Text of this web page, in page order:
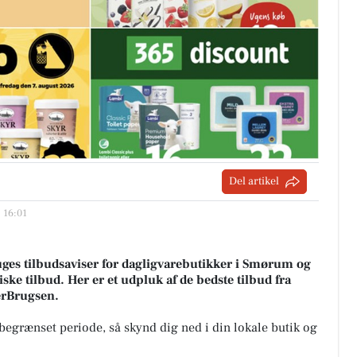
Del artikel
tilbudsaviser for dagligvarebutikker i Smørum og
tilbud. Her er et udpluk af de bedste tilbud fra
periode, så skynd dig ned i din lokale butik og